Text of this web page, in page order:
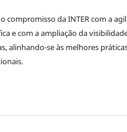
compromisso da INTER com a
e com a ampliação da
alinhando-se às melhores